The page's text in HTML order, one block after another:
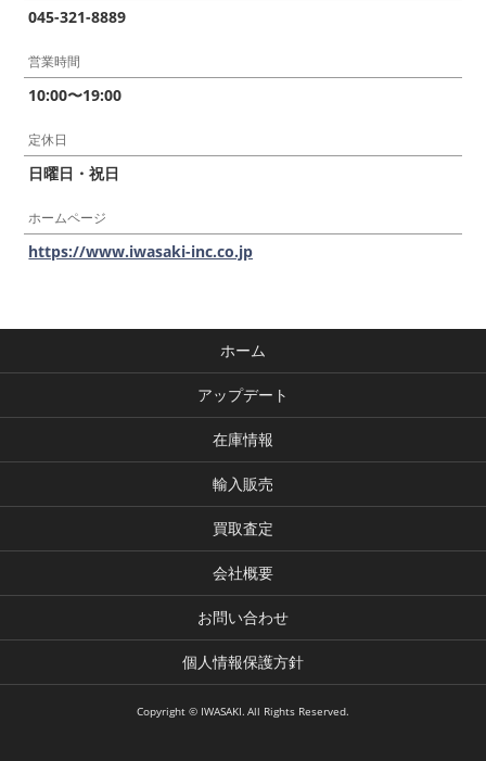
045-321-8889
営業時間
10:00〜19:00
定休日
日曜日・祝日
ホームページ
https://www.iwasaki-inc.co.jp
ホーム
アップデート
在庫情報
輸入販売
買取査定
会社概要
お問い合わせ
個人情報保護方針
Copyright © IWASAKI. All Rights Reserved.